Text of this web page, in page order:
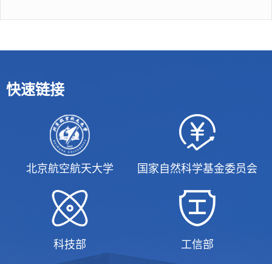
快速链接
北京航空航天大学 国家自然科学基金委员会
科技部 工信部